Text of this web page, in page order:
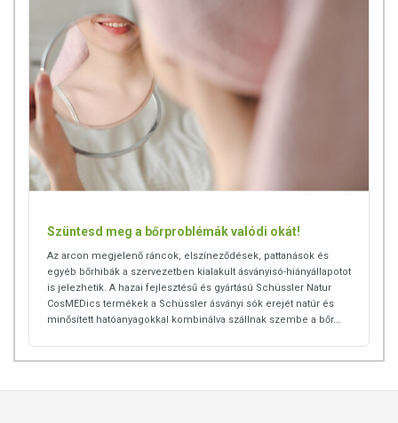
csökkenti a gyulladásokat
erősíti a bőr kötőszöveteit, feszesít
antibakteriális hatású
ámogatja a bőr ellenállóképességét
A KIHAGYHATATLAN SCHÜSSLER ÁSVÁNYI SÓK
Az Age Protection Éjszakai arckrémben található
Schüssler Calcium fluoratum ásványi só serkenti a bőr
kollagéntermelését, ezzel csökkentve a ráncosodás jeleit.
A Natrium chloratum Schüssler só a szervezet
tartó hidratálást a bőrnek.
Az intenzív ránctalanító hatású arckrém további
összetevője a Kalium phosphoricum Schüssler biokémiai só
is, mely az agy természetes energiaforrásaként ismert.
Ennek hiánytünete a fakó arcszín, ám pótlásával arcbőröd
újra megtelhet vitalitással!
AGE PROTECTION ÉJSZAKAI ARCKRÉMÜNKET
Szüntesd meg a bőrproblémák valódi okát!
Az arcon megjelenő ráncok, elszíneződések, pattanások és
egyéb bőrhibák a szervezetben kialakult ásványisó-hiányállapotot
is jelezhetik. A hazai fejlesztésű és gyártású Schüssler Natur
CosMEDics termékek a Schüssler ásványi sók erejét natúr és
minősített hatóanyagokkal kombinálva szállnak szembe a bőr...